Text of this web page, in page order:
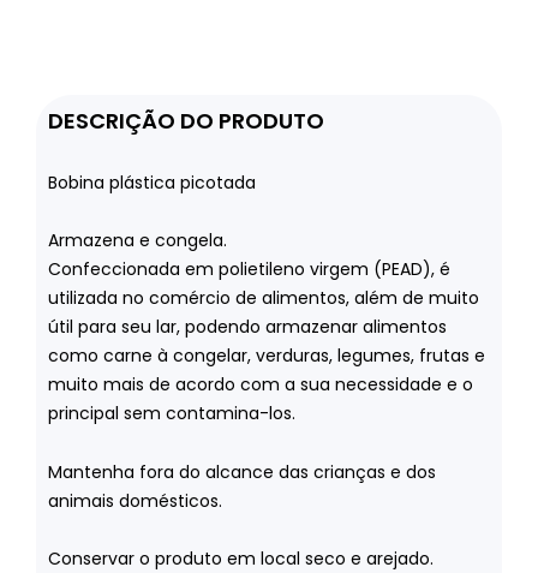
DESCRIÇÃO DO PRODUTO
Bobina plástica picotada
Armazena e congela.
Confeccionada em polietileno virgem (PEAD), é
utilizada no comércio de alimentos, além de muito
útil para seu lar, podendo armazenar alimentos
como carne à congelar, verduras, legumes, frutas e
muito mais de acordo com a sua necessidade e o
principal sem contamina-los.
Mantenha fora do alcance das crianças e dos
animais domésticos.
Conservar o produto em local seco e arejado.